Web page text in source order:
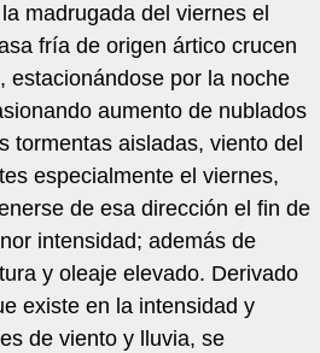
madrugada del viernes el
fría de origen ártico crucen
estacionándose por la noche
aumento de nublados
tormentas aisladas, viento del
especialmente el viernes,
de esa dirección el fin de
intensidad; además de
y oleaje elevado. Derivado
existe en la intensidad y
de viento y lluvia, se